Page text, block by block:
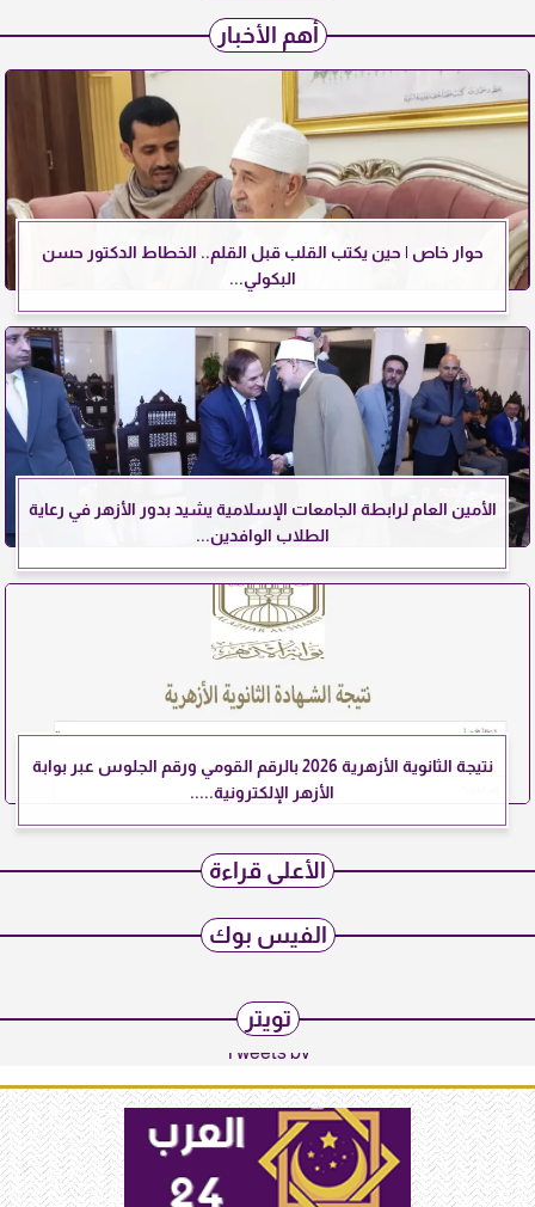
أهم الأخبار
حوار خاص | حين يكتب القلب قبل القلم.. الخطاط الدكتور حسن
البكولي...
الأمين العام لرابطة الجامعات الإسلامية يشيد بدور الأزهر في رعاية
الطلاب الوافدين...
نتيجة الثانوية الأزهرية 2026 بالرقم القومي ورقم الجلوس عبر بوابة
الأزهر الإلكترونية.....
الأعلى قراءة
الفيس بوك
تويتر
Tweets by